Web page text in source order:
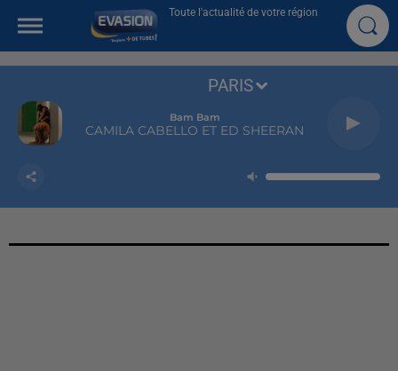
Toute l'actualité de votre région
Bam Bam
CAMILA CABELLO ET ED SHEERAN
PARIS